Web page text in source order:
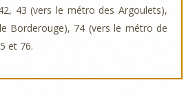
43 (vers le métro des Argoulets),
Borderouge), 74 (vers le métro de
et 76.